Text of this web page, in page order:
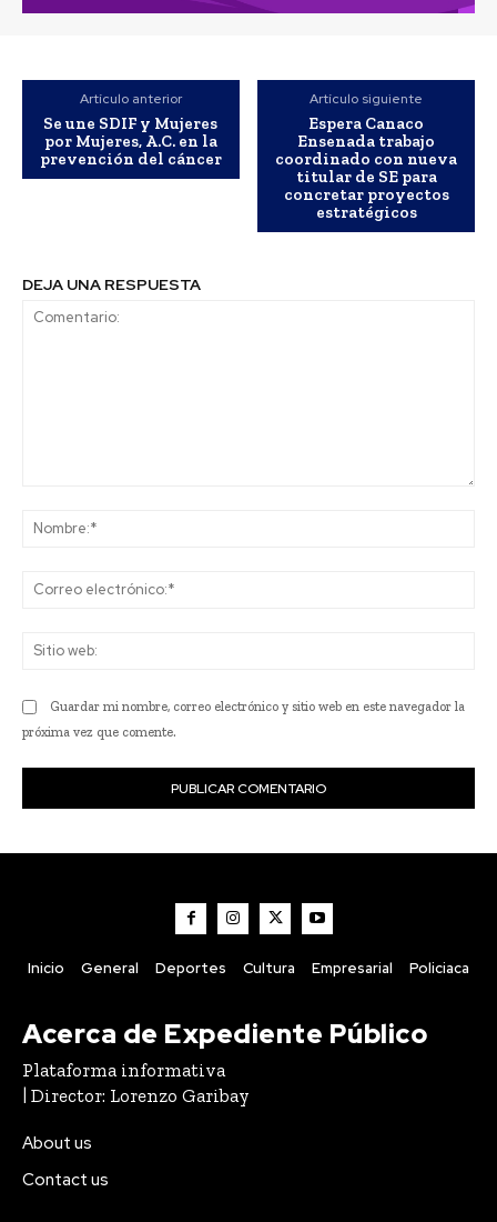
Artículo anterior
Se une SDIF y Mujeres
por Mujeres, A.C. en la
prevención del cáncer
Artículo siguiente
Espera Canaco
Ensenada trabajo
coordinado con nueva
titular de SE para
concretar proyectos
estratégicos
DEJA UNA RESPUESTA
Guardar mi nombre, correo electrónico y sitio web en este navegador la
próxima vez que comente.
Inicio General Deportes Cultura Empresarial Policiaca
Acerca de Expediente Público
Plataforma informativa
| Director: Lorenzo Garibay
About us
Contact us